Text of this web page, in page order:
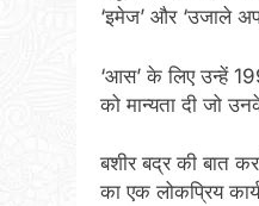
‘इमेज’ और ‘उजाले
‘आस’ के लिए उन्हें
को मान्यता दी जो
बशीर बद्र की बात
का एक लोकप्रिय